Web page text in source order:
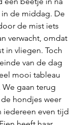
de middag. De
de mist iets
verwacht, omdat
in vliegen. Toch
van de dag
mooi tableau
gaan terug
hondjes weer
iedereen even tijd